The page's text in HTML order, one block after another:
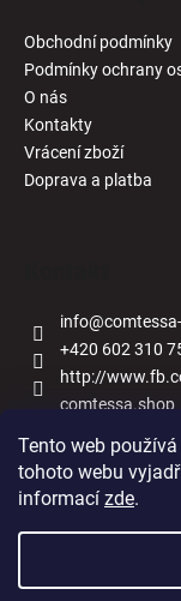
Tento web
tohoto webu
informací zde.
Obchodní podmínky
Podmínky ochrany
O nás
Kontakty
Vrácení zboží
Doprava a platba
info@
+420 602 310
http://
comtessa.shop